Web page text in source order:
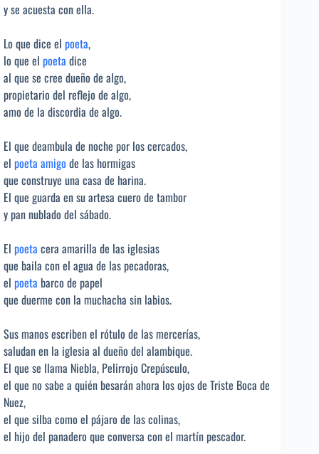
y se acuesta con ella.
Lo que dice el poeta,
lo que el poeta dice
al que se cree dueño de algo,
propietario del reflejo de algo,
amo de la discordia de algo.
El que deambula de noche por los cercados,
el poeta amigo de las hormigas
que construye una casa de harina.
El que guarda en su artesa cuero de tambor
y pan nublado del sábado.
El poeta cera amarilla de las iglesias
que baila con el agua de las pecadoras,
el poeta barco de papel
que duerme con la muchacha sin labios.
Sus manos escriben el rótulo de las mercerías,
saludan en la iglesia al dueño del alambique.
El que se llama Niebla, Pelirrojo Crepúsculo,
el que no sabe a quién besarán ahora los ojos de Triste Boca de
Nuez,
el que silba como el pájaro de las colinas,
el hijo del panadero que conversa con el martín pescador.